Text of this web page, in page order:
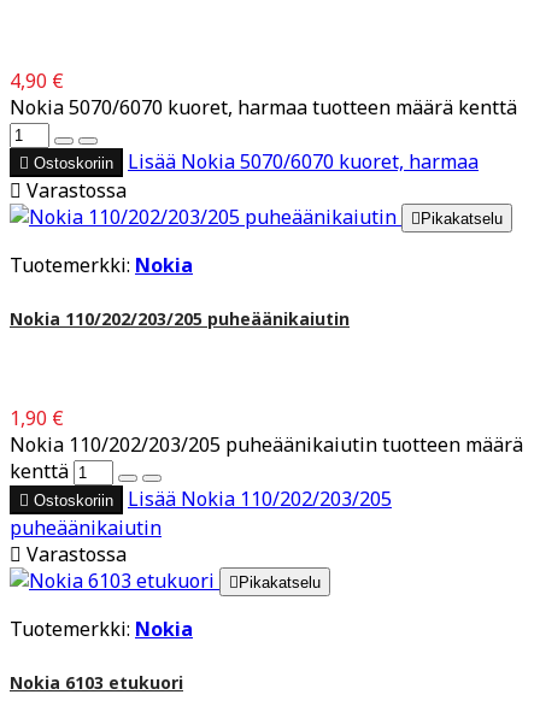
4,90 €
Nokia 5070/6070 kuoret, harmaa tuotteen määrä kenttä
 Ostoskoriin Lisää Nokia 5070/6070 kuoret, harmaa
 Varastossa
 Pikakatselu
Tuotemerkki: Nokia
Nokia 110/202/203/205 puheäänikaiutin
1,90 €
Nokia 110/202/203/205 puheäänikaiutin tuotteen määrä
kenttä
 Ostoskoriin Lisää Nokia 110/202/203/205
puheäänikaiutin
 Varastossa
 Pikakatselu
Tuotemerkki: Nokia
Nokia 6103 etukuori